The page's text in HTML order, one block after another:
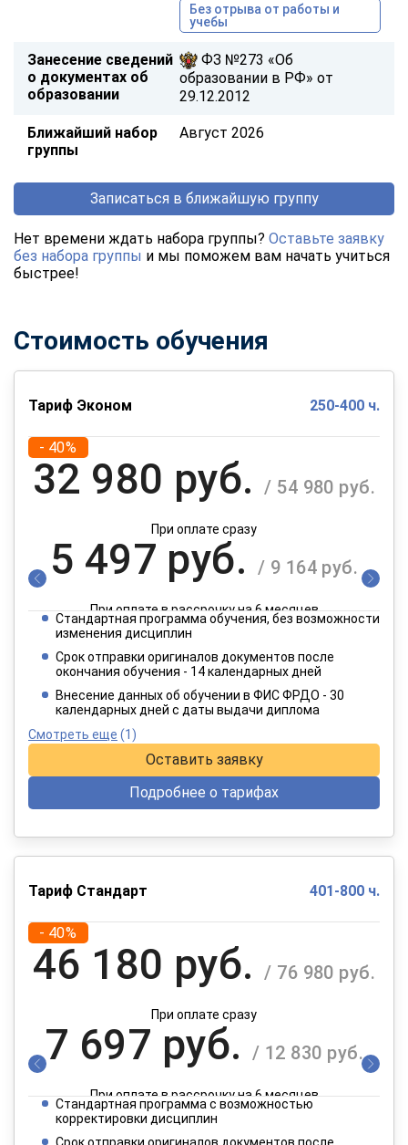
Без отрыва от работы и
учебы
Занесение сведений
о документах об
образовании
ФЗ №273 «Об
образовании в РФ» от
29.12.2012
Ближайший набор
группы
Август 2026
Записаться в ближайшую группу
Нет времени ждать набора группы? Оставьте заявку
без набора группы и мы поможем вам начать учиться
быстрее!
Стоимость обучения
Тариф Эконом 250-400 ч.
- 40%
32 980 руб. / 54 980 руб.
При оплате сразу
5 497 руб. / 9 164 руб.
При оплате в рассрочку на 6 месяцев
2 749 руб.
При оплате в рассрочку на 12 месяцев
Стандартная программа обучения, без возможности
изменения дисциплин
Срок отправки оригиналов документов после
окончания обучения - 14 календарных дней
Внесение данных об обучении в ФИС ФРДО - 30
календарных дней с даты выдачи диплома
Смотреть еще (1)
Оставить заявку
Подробнее о тарифах
Тариф Стандарт 401-800 ч.
- 40%
46 180 руб. / 76 980 руб.
При оплате сразу
7 697 руб. / 12 830 руб.
При оплате в рассрочку на 6 месяцев
3 849 руб.
Стандартная программа с возможностью
корректировки дисциплин
Срок отправки оригиналов документов после